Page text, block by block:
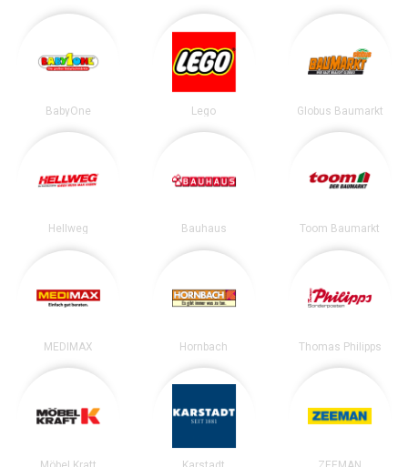
BabyOne Lego Globus Baumarkt
Hellweg Bauhaus Toom Baumarkt
MEDIMAX Hornbach Thomas Philipps